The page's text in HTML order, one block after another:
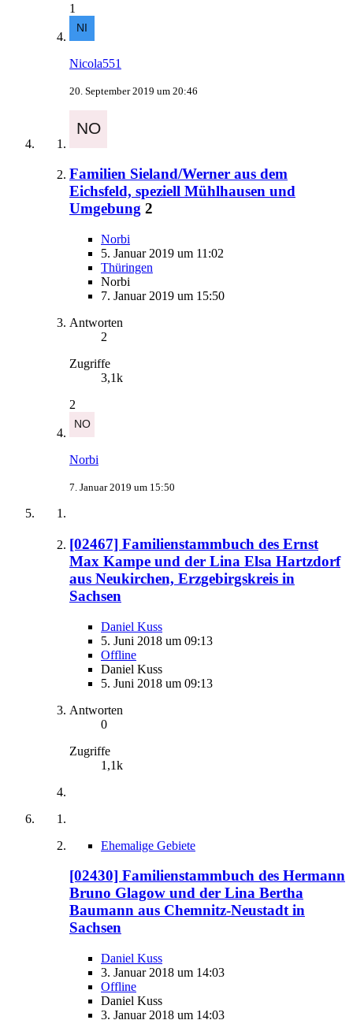
1
Nicola551
20. September 2019 um 20:46
Familien Sieland/Werner aus dem
Eichsfeld, speziell Mühlhausen und
Umgebung 2
Norbi
5. Januar 2019 um 11:02
Thüringen
Norbi
7. Januar 2019 um 15:50
Antworten
2
Zugriffe
3,1k
2
Norbi
7. Januar 2019 um 15:50
[02467] Familienstammbuch des Ernst
Max Kampe und der Lina Elsa Hartzdorf
aus Neukirchen, Erzgebirgskreis in
Sachsen
Daniel Kuss
5. Juni 2018 um 09:13
Offline
Daniel Kuss
5. Juni 2018 um 09:13
Antworten
0
Zugriffe
1,1k
Ehemalige Gebiete
[02430] Familienstammbuch des Hermann
Bruno Glagow und der Lina Bertha
Baumann aus Chemnitz-Neustadt in
Sachsen
Daniel Kuss
3. Januar 2018 um 14:03
Offline
Daniel Kuss
3. Januar 2018 um 14:03